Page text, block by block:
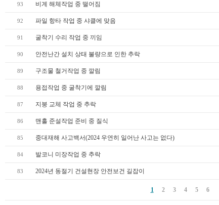
93 비계 해체작업 중 떨어짐
92 파일 항타 작업 중 샤클에 맞음
91 굴착기 수리 작업 중 끼임
90 안전난간 설치 상태 불량으로 인한 추락
89 구조물 철거작업 중 깔림
88 용접작업 중 굴착기에 깔림
87 지붕 교체 작업 중 추락
86 맨홀 준설작업 준비 중 질식
85 중대재해 사고백서(2024 우연히 일어난 사고는 없다)
84 발코니 미장작업 중 추락
83 2024년 동절기 건설현장 안전보건 길잡이
1 2 3 4 5 6